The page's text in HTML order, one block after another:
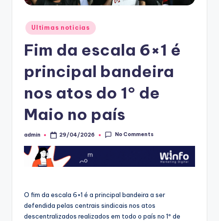
Posted
in
Ultimas noticias
Fim da escala 6×1 é
principal bandeira
nos atos do 1° de
Maio no país
Posted
admin 29/04/2026 No Comments
O fim da escala 6×1 é a principal bandeira a ser
defendida pelas centrais sindicais nos atos
descentralizados realizados em todo o país no 1º de